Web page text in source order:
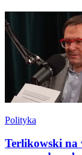
Polityka
Terlikowski na